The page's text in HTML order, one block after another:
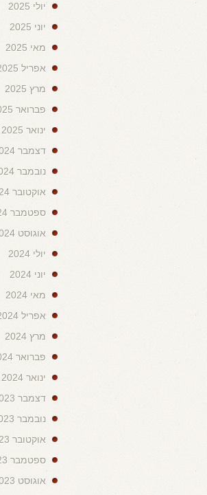
יולי 2025
יוני 2025
מאי 2025
אפריל 2025
מרץ 2025
פברואר 2025
ינואר 2025
דצמבר 2024
נובמבר 2024
אוקטובר 2024
ספטמבר 2024
אוגוסט 2024
יולי 2024
יוני 2024
מאי 2024
אפריל 2024
מרץ 2024
פברואר 2024
ינואר 2024
דצמבר 2023
נובמבר 2023
אוקטובר 2023
ספטמבר 2023
אוגוסט 2023